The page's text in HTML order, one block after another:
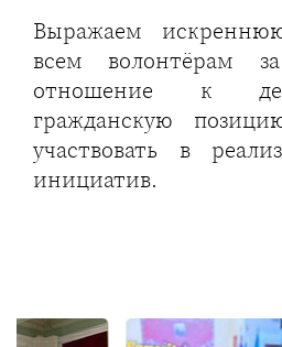
Выражаем
всем волонтёрам за
отношение к
гражданскую
участвовать в
инициатив.